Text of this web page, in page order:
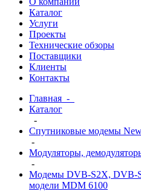
Каталог
Услуги
Проекты
Технические обзоры
Поставщики
Клиенты
Контакты
Главная -
Каталог
-
Спутниковые модемы
-
Модуляторы,
-
Модемы DVB-S2X, DVB-
модели MDM 6100